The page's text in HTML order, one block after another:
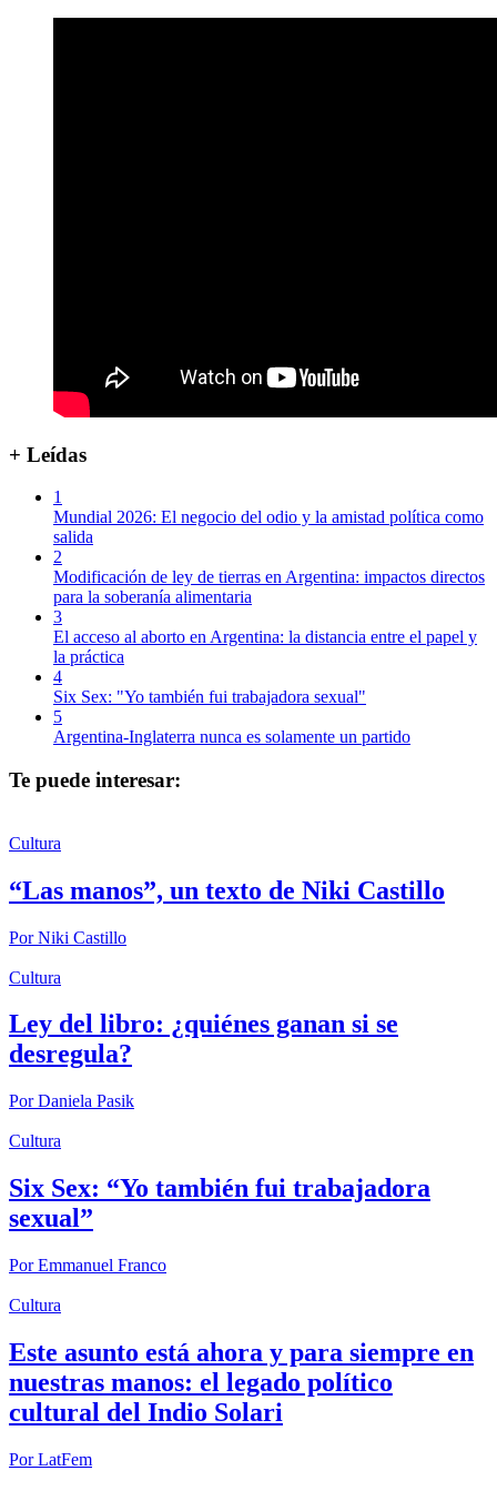
+ Leídas
1
Mundial 2026: El negocio del odio y la amistad política como
salida
2
Modificación de ley de tierras en Argentina: impactos directos
para la soberanía alimentaria
3
El acceso al aborto en Argentina: la distancia entre el papel y
la práctica
4
Six Sex: "Yo también fui trabajadora sexual"
5
Argentina-Inglaterra nunca es solamente un partido
Te puede interesar:
Cultura
“Las manos”, un texto de Niki Castillo
PorNiki Castillo
Cultura
Ley del libro: ¿quiénes ganan si se
desregula?
PorDaniela Pasik
Cultura
Six Sex: “Yo también fui trabajadora
sexual”
PorEmmanuel Franco
Cultura
Este asunto está ahora y para siempre en
nuestras manos: el legado político
cultural del Indio Solari
PorLatFem